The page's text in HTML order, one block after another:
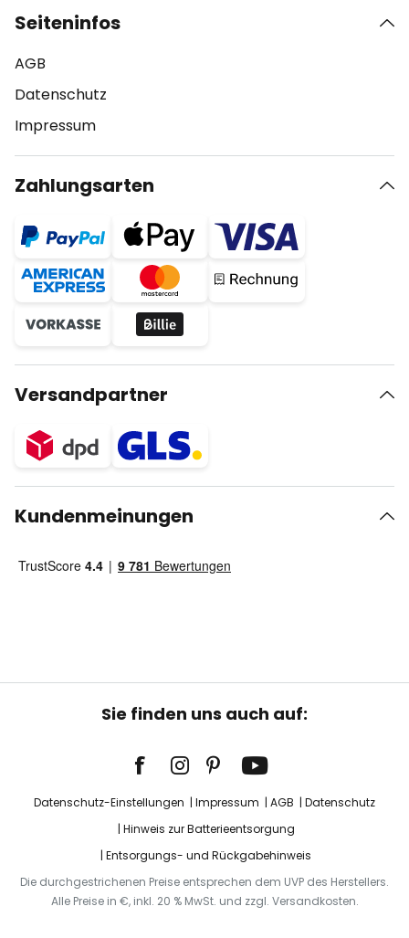
Seiteninfos
AGB
Datenschutz
Impressum
Zahlungsarten
Versandpartner
Kundenmeinungen
Sie finden uns auch auf:
Datenschutz-Einstellungen Impressum AGB
Datenschutz
Hinweis zur Batterieentsorgung
Entsorgungs- und Rückgabehinweis
Die durchgestrichenen Preise entsprechen dem UVP des Herstellers.
Alle Preise in €, inkl. 20 % MwSt. und zzgl. Versandkosten.